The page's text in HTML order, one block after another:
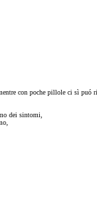
con poche pillole ci sì puó
dei sintomi,